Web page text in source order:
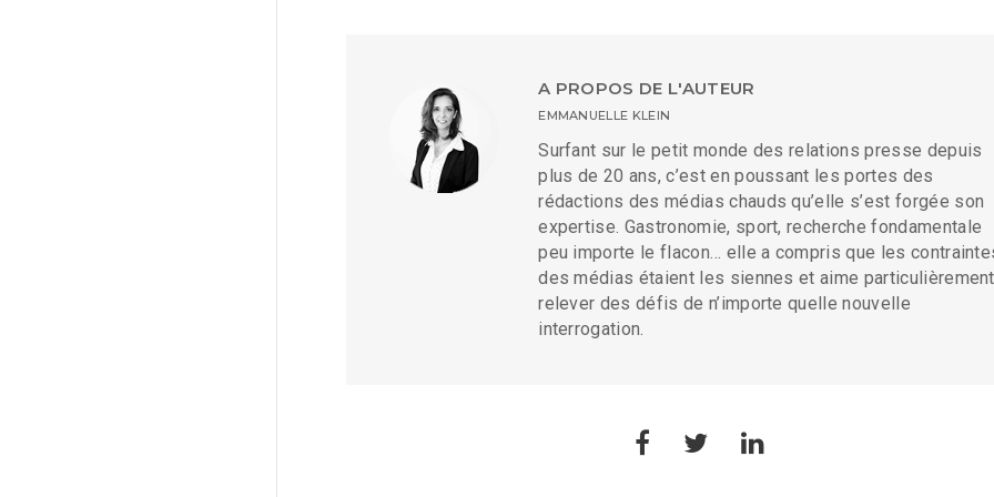
A PROPOS DE L'AUTEUR
EMMANUELLE KLEIN
Surfant sur le petit monde des relations presse depuis
plus de 20 ans, c’est en poussant les portes des
rédactions des médias chauds qu’elle s’est forgée son
expertise. Gastronomie, sport, recherche fondamentale
peu importe le flacon… elle a compris que les
des médias étaient les siennes et aime particulièrement
relever des défis de n’importe quelle nouvelle
interrogation.